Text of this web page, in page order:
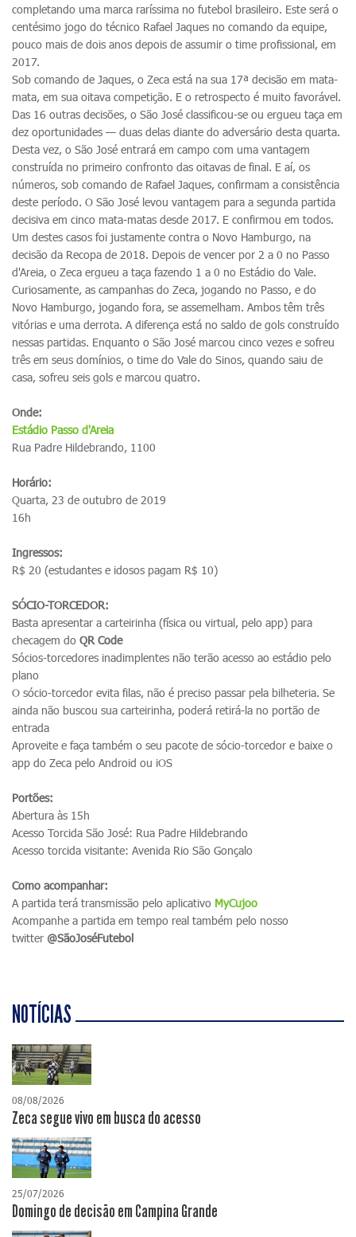
completando uma marca raríssima no futebol brasileiro. Este será o
centésimo jogo do técnico Rafael Jaques no comando da equipe,
pouco mais de dois anos depois de assumir o time profissional, em
2017.
Sob comando de Jaques, o Zeca está na sua 17ª decisão em mata-
mata, em sua oitava competição. E o retrospecto é muito favorável.
Das 16 outras decisões, o São José classificou-se ou ergueu taça em
dez oportunidades — duas delas diante do adversário desta quarta.
Desta vez, o São José entrará em campo com uma vantagem
construída no primeiro confronto das oitavas de final. E aí, os
números, sob comando de Rafael Jaques, confirmam a consistência
deste período. O São José levou vantagem para a segunda partida
decisiva em cinco mata-matas desde 2017. E confirmou em todos.
Um destes casos foi justamente contra o Novo Hamburgo, na
decisão da Recopa de 2018. Depois de vencer por 2 a 0 no Passo
d'Areia, o Zeca ergueu a taça fazendo 1 a 0 no Estádio do Vale.
Curiosamente, as campanhas do Zeca, jogando no Passo, e do
Novo Hamburgo, jogando fora, se assemelham. Ambos têm três
vitórias e uma derrota. A diferença está no saldo de gols construído
nessas partidas. Enquanto o São José marcou cinco vezes e sofreu
três em seus domínios, o time do Vale do Sinos, quando saiu de
casa, sofreu seis gols e marcou quatro.
Onde:
Estádio Passo d'Areia
Rua Padre Hildebrando, 1100
Horário:
Quarta, 23 de outubro de 2019
16h
Ingressos:
R$ 20 (estudantes e idosos pagam R$ 10)
SÓCIO-TORCEDOR:
Basta apresentar a carteirinha (física ou virtual, pelo app) para
checagem do QR Code
Sócios-torcedores inadimplentes não terão acesso ao estádio pelo
plano
O sócio-torcedor evita filas, não é preciso passar pela bilheteria. Se
ainda não buscou sua carteirinha, poderá retirá-la no portão de
entrada
Aproveite e faça também o seu pacote de sócio-torcedor e baixe o
app do Zeca pelo Android ou iOS
Portões:
Abertura às 15h
Acesso Torcida São José: Rua Padre Hildebrando
Acesso torcida visitante: Avenida Rio São Gonçalo
Como acompanhar:
A partida terá transmissão pelo aplicativo MyCujoo
Acompanhe a partida em tempo real também pelo nosso
twitter @SãoJoséFutebol
NOTÍCIAS
08/08/2026
Zeca segue vivo em busca do acesso
25/07/2026
Domingo de decisão em Campina Grande